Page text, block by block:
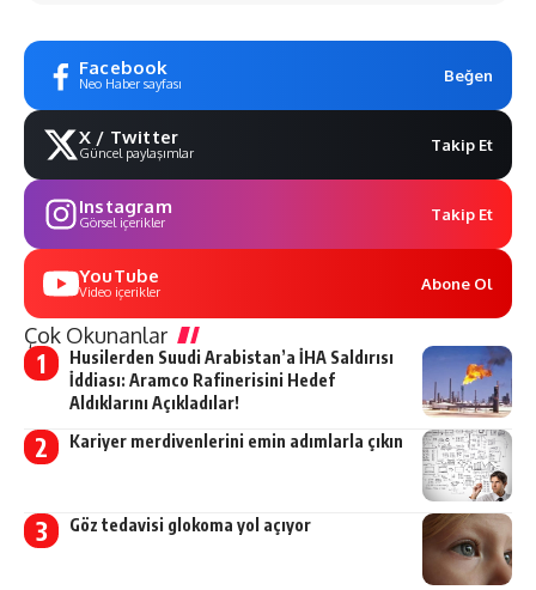
Facebook
Neo Haber sayfası Beğen
X / Twitter
Güncel paylaşımlar Takip Et
Instagram
Görsel içerikler Takip Et
YouTube
Video içerikler Abone Ol
Çok Okunanlar
Husilerden Suudi Arabistan’a İHA Saldırısı
İddiası: Aramco Rafinerisini Hedef
Aldıklarını Açıkladılar!
Kariyer merdivenlerini emin adımlarla çıkın
Göz tedavisi glokoma yol açıyor